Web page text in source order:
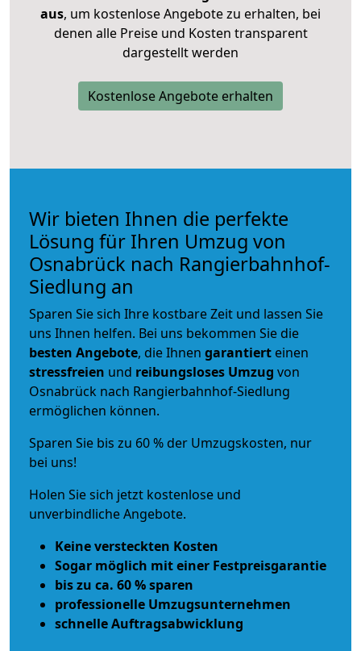
aus, um kostenlose Angebote zu erhalten, bei
denen alle Preise und Kosten transparent
dargestellt werden
Kostenlose Angebote erhalten
Wir bieten Ihnen die perfekte
Lösung für Ihren Umzug von
Osnabrück nach Rangierbahnhof-
Siedlung an
Sparen Sie sich Ihre kostbare Zeit und lassen Sie
uns Ihnen helfen. Bei uns bekommen Sie die
besten Angebote, die Ihnen garantiert einen
stressfreien und reibungsloses Umzug von
Osnabrück nach Rangierbahnhof-Siedlung
ermöglichen können.
Sparen Sie bis zu 60 % der Umzugskosten, nur
bei uns!
Holen Sie sich jetzt kostenlose und
unverbindliche Angebote.
Keine versteckten Kosten
Sogar möglich mit einer Festpreisgarantie
bis zu ca. 60 % sparen
professionelle Umzugsunternehmen
schnelle Auftragsabwicklung